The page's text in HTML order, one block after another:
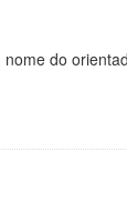
do